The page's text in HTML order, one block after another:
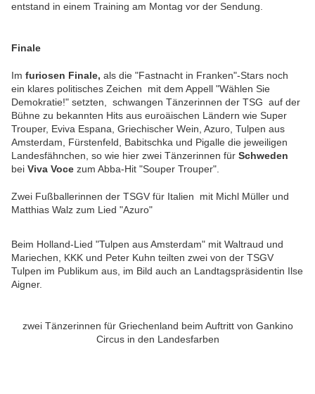
entstand in einem Training am Montag vor der Sendung.
Finale
Im furiosen Finale, als die "Fastnacht in Franken"-Stars noch
ein klares politisches Zeichen mit dem Appell "Wählen Sie
Demokratie!" setzten, schwangen Tänzerinnen der TSG auf der
Bühne zu bekannten Hits aus euroäischen Ländern wie Super
Trouper, Eviva Espana, Griechischer Wein, Azuro, Tulpen aus
Amsterdam, Fürstenfeld, Babitschka und Pigalle die jeweiligen
Landesfähnchen, so wie hier zwei Tänzerinnen für Schweden
bei Viva Voce zum Abba-Hit "Souper Trouper".
Zwei Fußballerinnen der TSGV für Italien mit Michl Müller und
Matthias Walz zum Lied "Azuro"
Beim Holland-Lied "Tulpen aus Amsterdam" mit Waltraud und
Mariechen, KKK und Peter Kuhn teilten zwei von der TSGV
Tulpen im Publikum aus, im Bild auch an Landtagspräsidentin Ilse
Aigner.
zwei Tänzerinnen für Griechenland beim Auftritt von Gankino
Circus in den Landesfarben